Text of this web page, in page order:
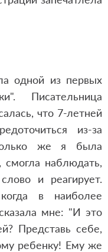
одной из первых
Писательница
что 7-летней
из-за
же я была
смогла наблюдать,
и реагирует.
в наиболее
мне: "И это
Представь себе,
ребенку! Ему же